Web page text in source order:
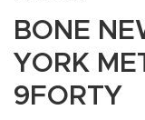
BONE
YORK
9FORTY